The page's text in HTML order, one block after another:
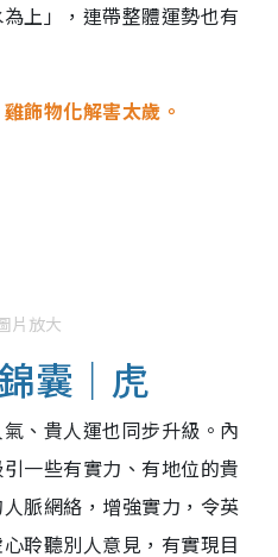
上」，連帶整體運勢也有
飾物化解害太歲。
片放大
囊｜虎
、貴人運也同步升級。內
一些有實力、有地位的貴
脈網絡，增強實力，令英
聆聽別人意見，有實現目